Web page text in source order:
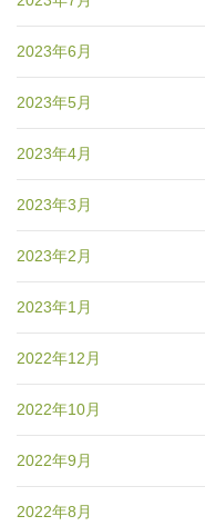
2023年6月
2023年5月
2023年4月
2023年3月
2023年2月
2023年1月
2022年12月
2022年10月
2022年9月
2022年8月